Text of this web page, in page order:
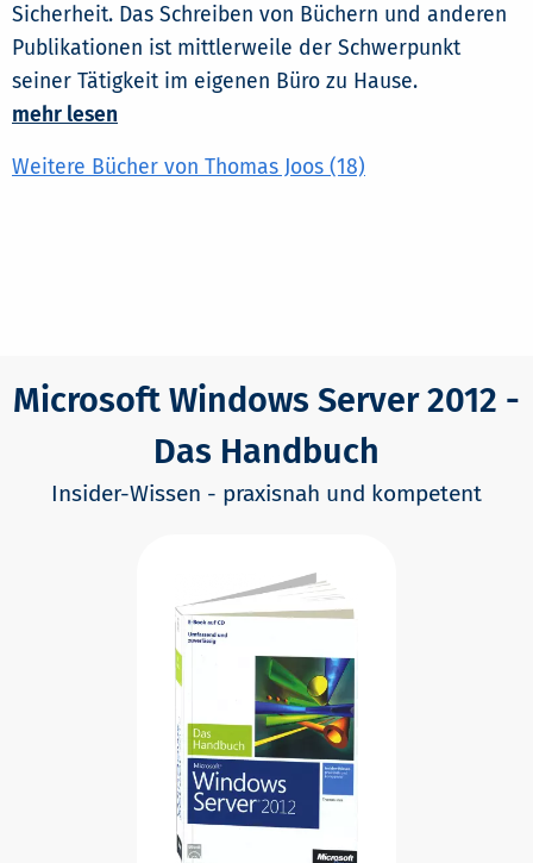
Sicherheit. Das Schreiben von Büchern und anderen
Publikationen ist mittlerweile der Schwerpunkt
seiner Tätigkeit im eigenen Büro zu Hause.
mehr lesen
Weitere Bücher von Thomas Joos (18)
Microsoft Windows Server 2012 -
Das Handbuch
Insider-Wissen - praxisnah und kompetent